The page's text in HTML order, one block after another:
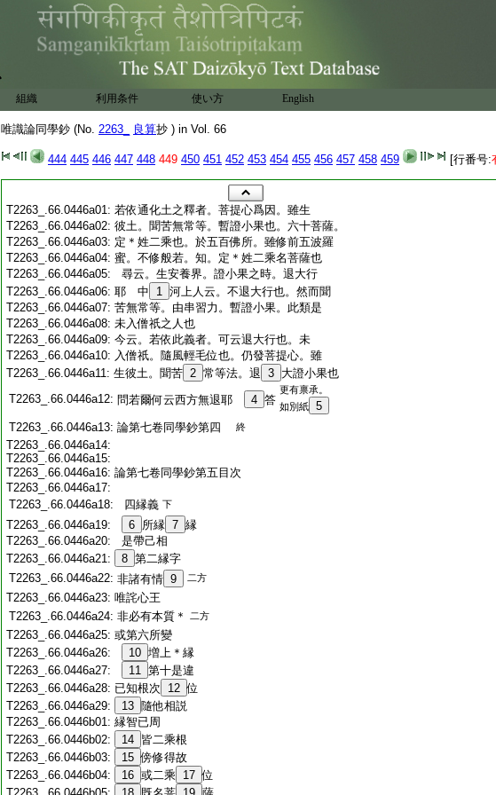
組織 利用条件 使い方 English
唯識論同學鈔 (No. 2263_ 良算抄 ) in Vol. 66
444 445 446 447 448 449 450 451 452 453 454 455 456 457 458 459 [行番号:
T2263_.66.0446a01: 若依通化土之釋者。菩提心爲因。雖生
T2263_.66.0446a02: 彼土。聞苦無常等。暫證小果也。六十菩薩。
T2263_.66.0446a03: 定＊姓二乘也。於五百佛所。雖修前五波羅
T2263_.66.0446a04: 蜜。不修般若。知。定＊姓二乘名菩薩也
T2263_.66.0446a05:
尋云。生安養界。證小果之時。退大行
T2263_.66.0446a06: 耶 中 1 河上人云。不退大行也。然而聞
T2263_.66.0446a07: 苦無常等。由串習力。暫證小果。此類是
T2263_.66.0446a08: 未入僧祇之人也
T2263_.66.0446a09: 今云。若依此義者。可云退大行也。未
T2263_.66.0446a10: 入僧祇。隨風輕毛位也。仍發菩提心。雖
T2263_.66.0446a11: 生彼土。聞苦 2 常等法。退 3 大證小果也
T2263_.66.0446a12: 問若爾何云西方無退耶 4 答
更有禀承。
如別紙
5
T2263_.66.0446a13: 論第七卷同學鈔第四 終
T2263_.66.0446a14:
T2263_.66.0446a15:
T2263_.66.0446a16: 論第七卷同學鈔第五目次
T2263_.66.0446a17:
T2263_.66.0446a18:
四縁義 下
T2263_.66.0446a19: 6 所縁 7 縁
T2263_.66.0446a20:
是帶己相
T2263_.66.0446a21:
8 第二縁字
T2263_.66.0446a22: 非諸有情 9 二方
T2263_.66.0446a23: 唯詫心王
T2263_.66.0446a24: 非必有本質＊ 二方
T2263_.66.0446a25: 或第六所變
T2263_.66.0446a26:
10 増上＊縁
T2263_.66.0446a27:
11 第十是違
T2263_.66.0446a28: 已知根次 12 位
T2263_.66.0446a29:
13 隨他相説
T2263_.66.0446b01: 縁智已周
T2263_.66.0446b02:
14 皆二乘根
T2263_.66.0446b03:
15 傍修得故
T2263_.66.0446b04:
16 或二乘 17 位